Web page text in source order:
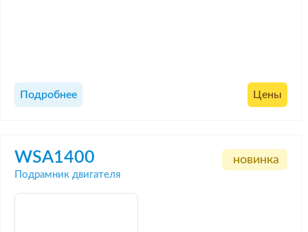
Подробнее Цены
WSA1400
Подрамник двигателя
новинка